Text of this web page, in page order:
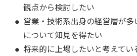
観点から検討したい
営業・技術系出身の経営層が
について知見を得たい
将来的に上場したいと考えて